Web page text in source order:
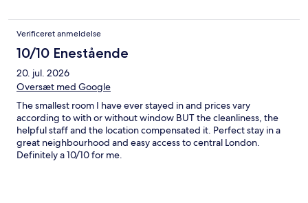
Verificeret anmeldelse
10/10 Enestående
20. jul. 2026
Oversæt med Google
The smallest room I have ever stayed in and prices vary
according to with or without window BUT the cleanliness, the
helpful staff and the location compensated it. Perfect stay in a
great neighbourhood and easy access to central London.
Definitely a 10/10 for me.